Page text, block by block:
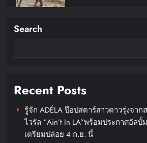
La Fontana
Bar ใหม่ถ่ายทอดเ
อิตาลีสู่สุขุมวิท
chillandfin 12
Search
Recent Posts
รู้จัก ADÉLA ป๊อปสตาร์สาวดาวรุ่งจาก
ไวรัล “Ain’t In LA”พร้อมประกาศอัลบั้
เตรียมปล่อย 4 ก.ย. นี้